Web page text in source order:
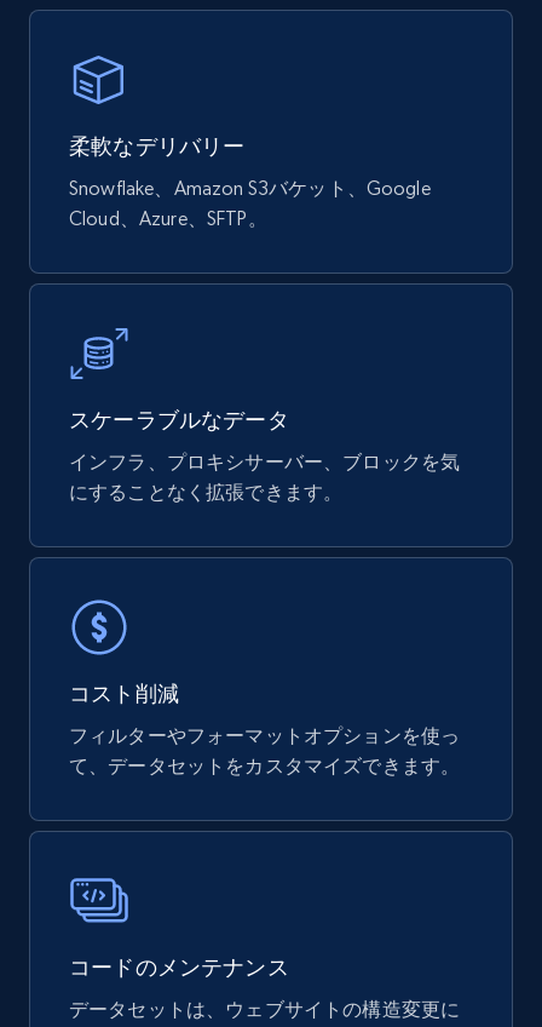
Google Shopping products search US
URL, Product id, Title, Final price, Initial price,
eCommerce
823+ 40+ 今すぐ購入
URL, Product id, Title, Rating, Reviews count,
Initial price, Discount, Final price, and more.
Digikey - Products
Product url, Category url, Part number,
Description, Manufacturer, Manufacturer url,
柔軟なデリバリー
Snowflake、Amazon S3バケット、Google
Cloud、Azure、SFTP。
スケーラブルなデータ
インフラ、プロキシサーバー、ブロックを気
にすることなく拡張できます。
コスト削減
フィルターやフォーマットオプションを使っ
て、データセットをカスタマイズできます。
コードのメンテナンス
データセットは、ウェブサイトの構造変更に